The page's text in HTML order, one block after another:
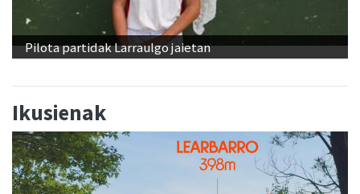
Pilota partidak Larraulgo jaietan
Ikusienak